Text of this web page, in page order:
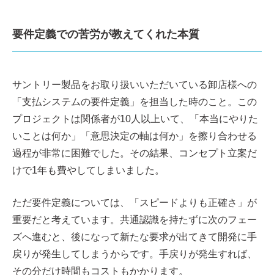
要件定義での苦労が教えてくれた本質
サントリー製品をお取り扱いいただいている卸店様への
「支払システムの要件定義」を担当した時のこと。この
プロジェクトは関係者が10人以上いて、「本当にやりた
いことは何か」「意思決定の軸は何か」を擦り合わせる
過程が非常に困難でした。その結果、コンセプト立案だ
けで1年も費やしてしまいました。
ただ要件定義については、「スピードよりも正確さ」が
重要だと考えています。共通認識を持たずに次のフェー
ズへ進むと、後になって新たな要求が出てきて開発に手
戻りが発生してしまうからです。手戻りが発生すれば、
その分だけ時間もコストもかかります。